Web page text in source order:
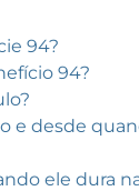
94?
94?
e desde
ele dura